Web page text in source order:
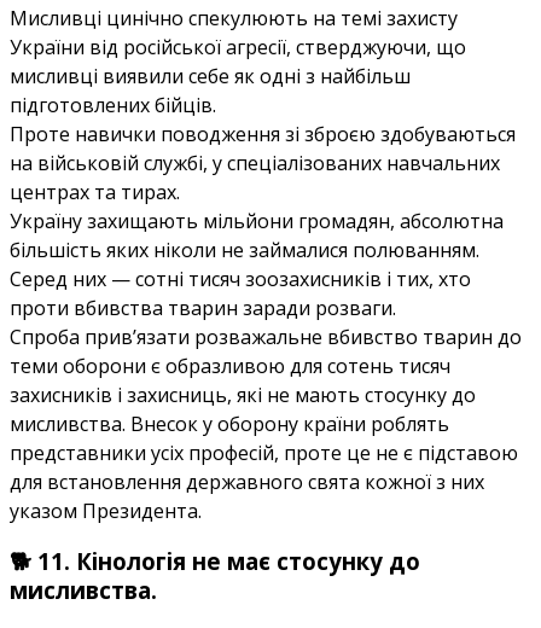
Мисливці цинічно спекулюють на темі захисту
України від російської агресії, стверджуючи, що
мисливці виявили себе як одні з найбільш
підготовлених бійців.
Проте навички поводження зі зброєю здобуваються
на військовій службі, у спеціалізованих навчальних
центрах та тирах.
Україну захищають мільйони громадян, абсолютна
більшість яких ніколи не займалися полюванням.
Серед них — сотні тисяч зоозахисників і тих, хто
проти вбивства тварин заради розваги.
Спроба прив’язати розважальне вбивство тварин до
теми оборони є образливою для сотень тисяч
захисників і захисниць, які не мають стосунку до
мисливства. Внесок у оборону країни роблять
представники усіх професій, проте це не є підставою
для встановлення державного свята кожної з них
указом Президента.
🐕 11. Кінологія не має стосунку до
мисливства.